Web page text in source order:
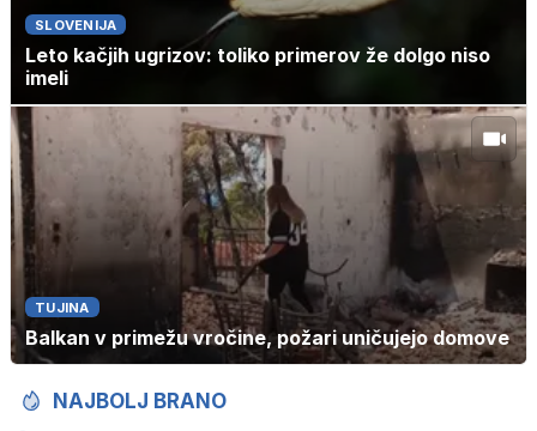
SLOVENIJA
Leto kačjih ugrizov: toliko primerov že dolgo niso
imeli
TUJINA
Balkan v primežu vročine, požari uničujejo domove
NAJBOLJ BRANO